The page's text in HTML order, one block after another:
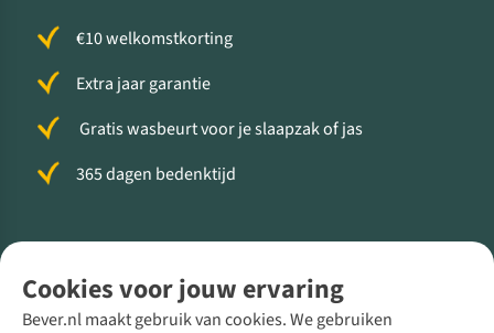
Cookies voor jouw ervaring
Bever.nl maakt gebruik van cookies. We gebruiken
€10 welkomstkorting
Extra jaar garantie
Gratis wasbeurt voor je slaapzak of jas
365 dagen bedenktijd